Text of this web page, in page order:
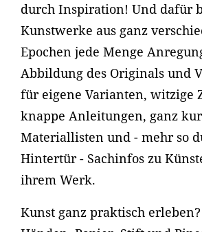
durch Inspiration! Und dafür
Kunstwerke aus ganz
Epochen jede Menge
Abbildung des Originals und
für eigene Varianten, witzige
knappe Anleitungen, ganz
Materiallisten und - mehr so
Hintertür - Sachinfos zu
ihrem Werk.
Kunst ganz praktisch